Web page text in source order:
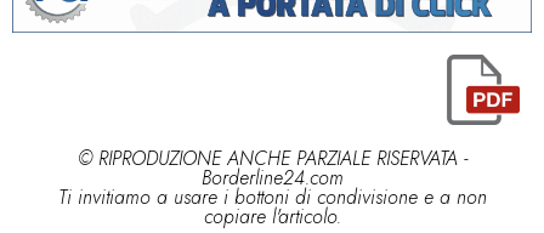
© RIPRODUZIONE ANCHE PARZIALE RISERVATA -
Borderline24.com
Ti invitiamo a usare i bottoni di condivisione e a non
copiare l'articolo.